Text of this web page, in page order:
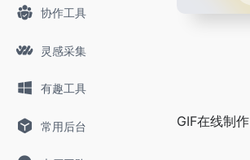
协作工具
灵感采集
有趣工具
常用后台 GIF在线制作